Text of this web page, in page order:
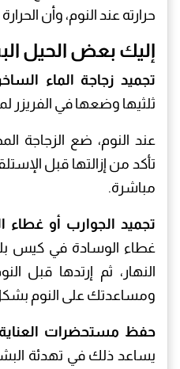
حرارته عند النوم، وأن
إليك بعض الحيل
تجميد زجاجة الماء
ثلثيها وضعها في الفريزر
عند النوم، ضع الزجاجة
تأكد من إزالتها قبل
مباشرة.
تجميد الجوارب أو غطاء
غطاء الوسادة في كيس
النهار، ثم إرتدها قبل
ومساعدتك على النوم
حفظ مستحضرات العناية
يساعد ذلك في تهدئة